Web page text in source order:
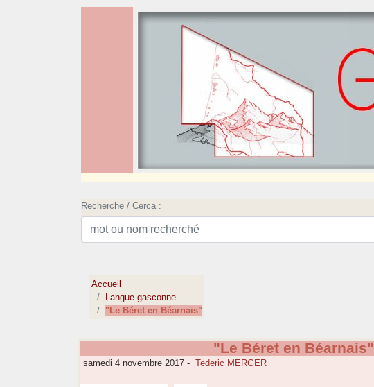
Recherche / Cerca :
Accueil
Langue gasconne
"Le Béret en Béarnais"
"Le Béret en Béarnais"
samedi 4 novembre 2017 - Tederic MERGER